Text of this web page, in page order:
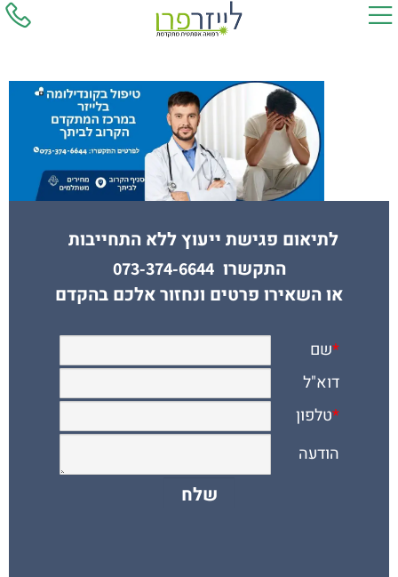
לתיאום פגישת ייעוץ ללא התחייבות
התקשרו073-374-6644
או השאירו פרטים ונחזור אלכם בהקדם